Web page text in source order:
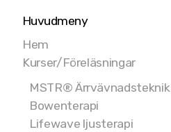
Huvudmeny
Hem
Kurser/Föreläsningar
MSTR® Ärrvävnadsteknik
Bowenterapi
Lifewave ljusterapi